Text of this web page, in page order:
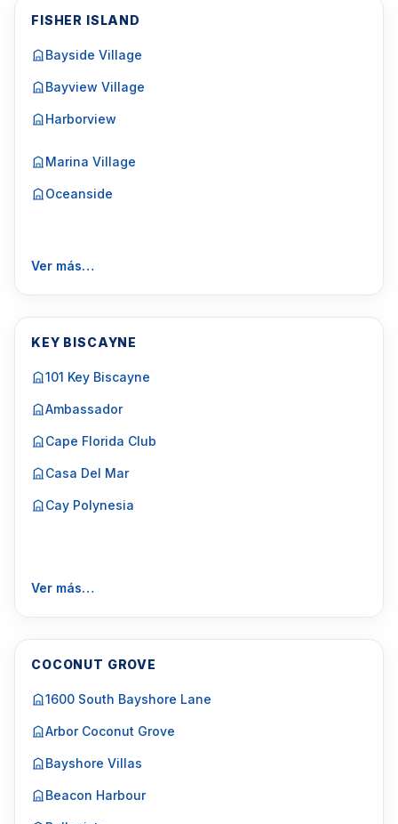
FISHER ISLAND
Bayside Village
Bayview Village
Harborview
Marina Village
Oceanside
Ver más…
KEY BISCAYNE
101 Key Biscayne
Ambassador
Cape Florida Club
Casa Del Mar
Cay Polynesia
Ver más…
COCONUT GROVE
1600 South Bayshore Lane
Arbor Coconut Grove
Bayshore Villas
Beacon Harbour